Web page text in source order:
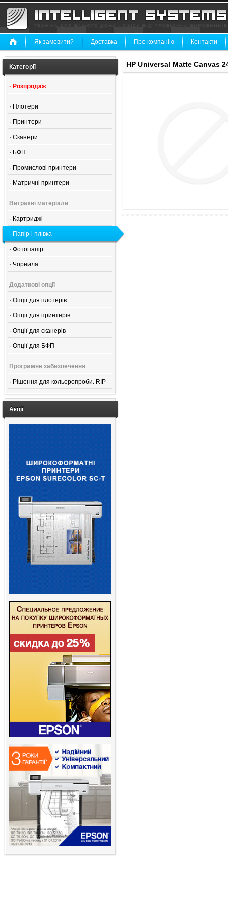
Як замовити? Доставка Про компанію Контакти
Категорії
· Розпродаж
· Плотери
· Принтери
· Сканери
· БФП
· Промислові принтери
· Матричні принтери
Витратні матеріали
· Картриджі
· Папір і плівка
· Фотопапір
· Чорнила
Додаткові опції
· Опції для плотерів
· Опції для принтерів
· Опції для сканерів
· Опції для БФП
Програмне забезпечення
· Рішення для кольоропроби. RIP
Акції
HP Universal Matte Canvas